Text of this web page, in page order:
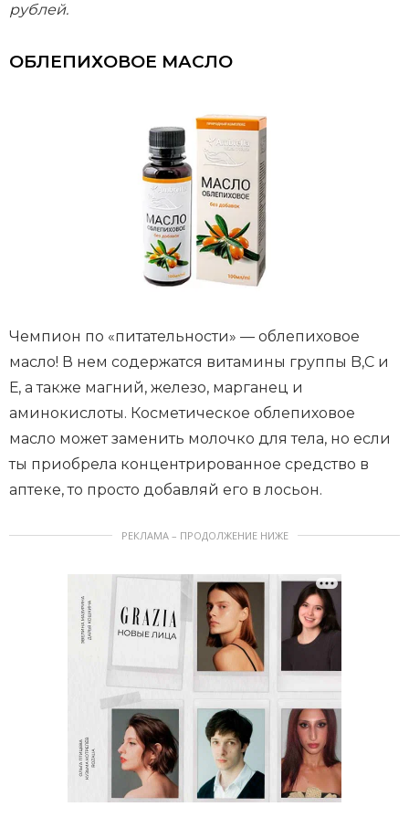
рублей.
ОБЛЕПИХОВОЕ МАСЛО
Чемпион по «питательности» — облепиховое
масло! В нем содержатся витамины группы B,С и
Е, а также магний, железо, марганец и
аминокислоты. Косметическое облепиховое
масло может заменить молочко для тела, но если
ты приобрела концентрированное средство в
аптеке, то просто добавляй его в лосьон.
РЕКЛАМА – ПРОДОЛЖЕНИЕ НИЖЕ